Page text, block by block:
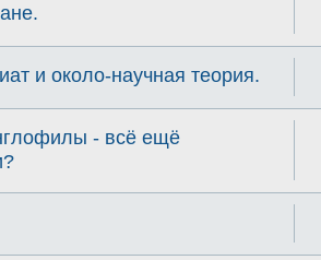
и около-научная теория.
- всё ещё